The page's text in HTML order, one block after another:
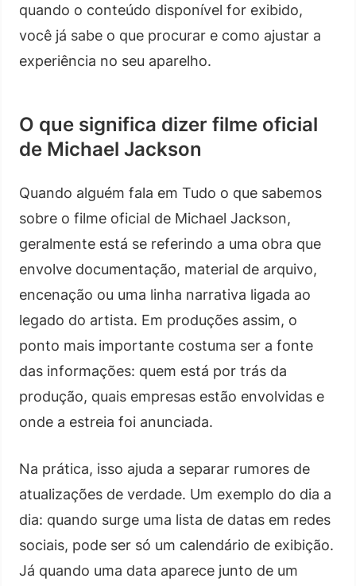
quando o conteúdo disponível for exibido,
você já sabe o que procurar e como ajustar a
experiência no seu aparelho.
O que significa dizer filme oficial
de Michael Jackson
Quando alguém fala em Tudo o que sabemos
sobre o filme oficial de Michael Jackson,
geralmente está se referindo a uma obra que
envolve documentação, material de arquivo,
encenação ou uma linha narrativa ligada ao
legado do artista. Em produções assim, o
ponto mais importante costuma ser a fonte
das informações: quem está por trás da
produção, quais empresas estão envolvidas e
onde a estreia foi anunciada.
Na prática, isso ajuda a separar rumores de
atualizações de verdade. Um exemplo do dia a
dia: quando surge uma lista de datas em redes
sociais, pode ser só um calendário de exibição.
Já quando uma data aparece junto de um